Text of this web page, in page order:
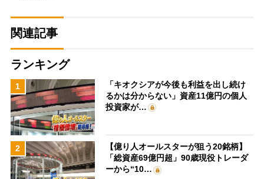
関連記事
ランキング
1
「キオクシアが今後も利益を出し続け
るかは分からない」資産11億円の個人
投資家が…
2
【億り人オールスターが狙う20銘柄】
「総資産69億円超」90歳現役トレーダ
ーから“10…